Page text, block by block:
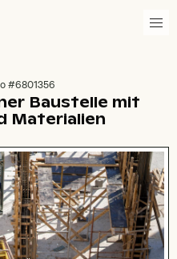
#6801356
Baustelle mit
Materialien